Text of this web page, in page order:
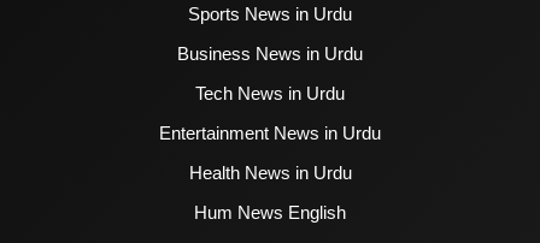
Sports News in Urdu
Business News in Urdu
Tech News in Urdu
Entertainment News in Urdu
Health News in Urdu
Hum News English